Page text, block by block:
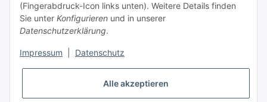
(Fingerabdruck-Icon links unten). Weitere Details finden
Sie unter Konfigurieren und in unserer
Datenschutzerklärung.
Impressum Datenschutz
Alle akzeptieren